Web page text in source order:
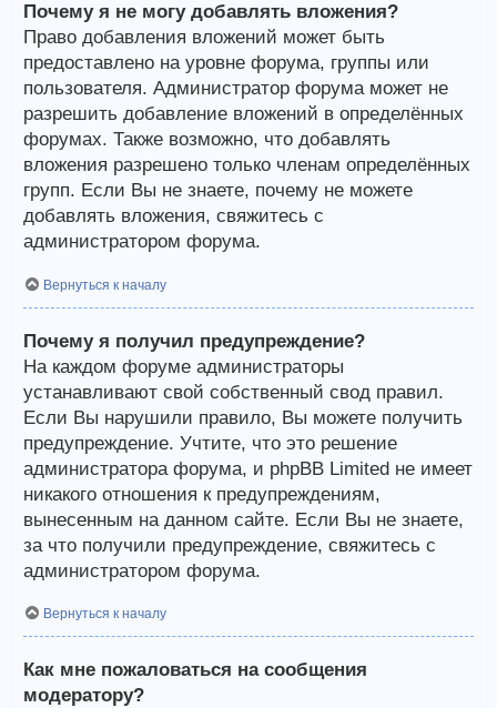
Почему я не могу добавлять вложения?
Право добавления вложений может быть
предоставлено на уровне форума, группы или
пользователя. Администратор форума может не
разрешить добавление вложений в определённых
форумах. Также возможно, что добавлять
вложения разрешено только членам определённых
групп. Если Вы не знаете, почему не можете
добавлять вложения, свяжитесь с
администратором форума.
Вернуться к началу
Почему я получил предупреждение?
На каждом форуме администраторы
устанавливают свой собственный свод правил.
Если Вы нарушили правило, Вы можете получить
предупреждение. Учтите, что это решение
администратора форума, и phpBB Limited не имеет
никакого отношения к предупреждениям,
вынесенным на данном сайте. Если Вы не знаете,
за что получили предупреждение, свяжитесь с
администратором форума.
Вернуться к началу
Как мне пожаловаться на сообщения
модератору?